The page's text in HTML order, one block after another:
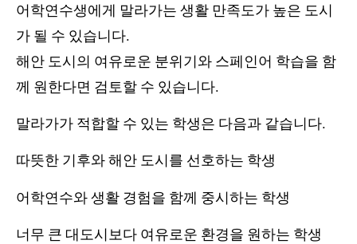
어학연수생에게 말라가는 생활 만족도가 높은 도시
가 될 수 있습니다.
해안 도시의 여유로운 분위기와 스페인어 학습을 함
께 원한다면 검토할 수 있습니다.
말라가가 적합할 수 있는 학생은 다음과 같습니다.
따뜻한 기후와 해안 도시를 선호하는 학생
어학연수와 생활 경험을 함께 중시하는 학생
너무 큰 대도시보다 여유로운 환경을 원하는 학생